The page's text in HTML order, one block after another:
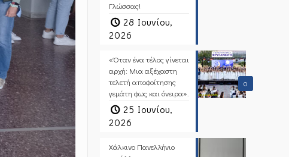
Γλώσσας!
28 Ιουνίου,
2026
0
«Όταν ένα τέλος γίνεται
αρχή: Μια αξέχαστη
τελετή αποφοίτησης
γεμάτη φως και όνειρα».
25 Ιουνίου,
2026
Χάλκινο Πανελλήνιο